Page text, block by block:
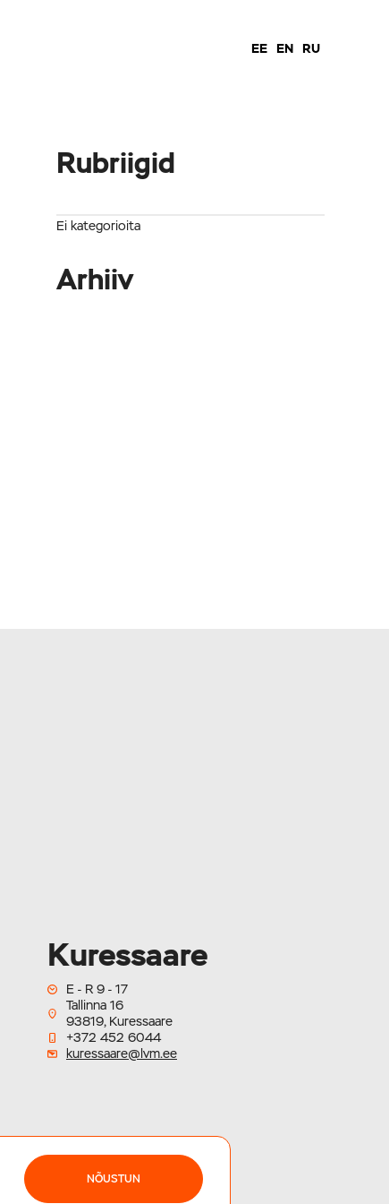
EE EN RU
Rubriigid
Ei kategorioita
Arhiiv
Kuressaare
E - R 9 - 17
Tallinna 16
93819, Kuressaare
+372 452 6044
kuressaare@lvm.ee
NÕUSTUN